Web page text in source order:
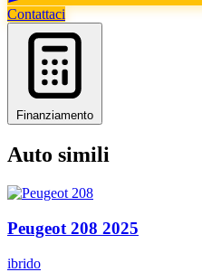
Contattaci
Finanziamento
Auto simili
Peugeot 208 2025
ibrido